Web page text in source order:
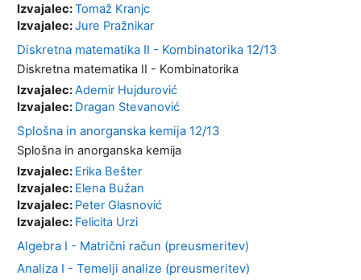
Izvajalec:Tomaž Kranjc
Izvajalec:Jure Pražnikar
Diskretna matematika II - Kombinatorika 12/13
Diskretna matematika II - Kombinatorika
Izvajalec:Ademir Hujdurović
Izvajalec: Dragan Stevanović
Splošna in anorganska kemija 12/13
Splošna in anorganska kemija
Izvajalec: Erika Bešter
Izvajalec: Elena Bužan
Izvajalec: Peter Glasnović
Izvajalec: Felicita Urzi
Algebra I - Matrični račun (preusmeritev)
Analiza I - Temelji analize (preusmeritev)